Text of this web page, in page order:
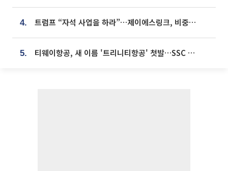
4. 트럼프 “자석 사업을 하라”…제이에스링크, 비중국 영구자석 공급망 구축 속도
5. 티웨이항공, 새 이름 '트리니티항공' 첫발…SSC 전략 본격화